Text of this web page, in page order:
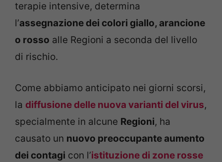
terapie intensive, determina
l’assegnazione dei colori giallo, arancione
o rosso alle Regioni a seconda del livello
di rischio.
Come abbiamo anticipato nei giorni scorsi,
la diffusione delle nuova varianti del virus,
specialmente in alcune Regioni, ha
causato un nuovo preoccupante aumento
dei contagi con l’istituzione di zone rosse